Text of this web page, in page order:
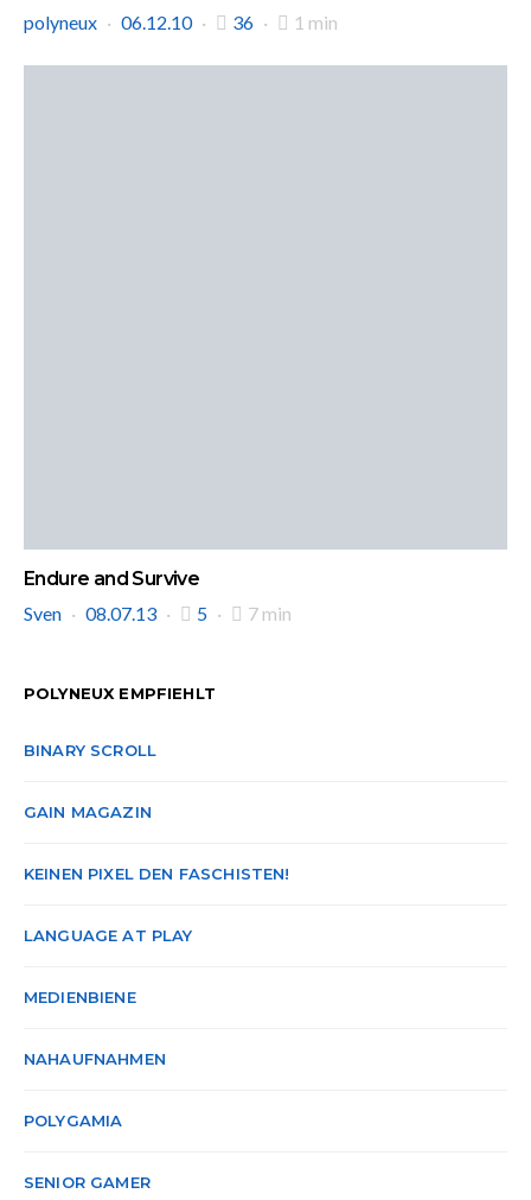
polyneux
06.12.10 36 1 min
Endure and Survive
Sven
08.07.13 5 7 min
POLYNEUX EMPFIEHLT
BINARY SCROLL
GAIN MAGAZIN
KEINEN PIXEL DEN FASCHISTEN!
LANGUAGE AT PLAY
MEDIENBIENE
NAHAUFNAHMEN
POLYGAMIA
SENIOR GAMER